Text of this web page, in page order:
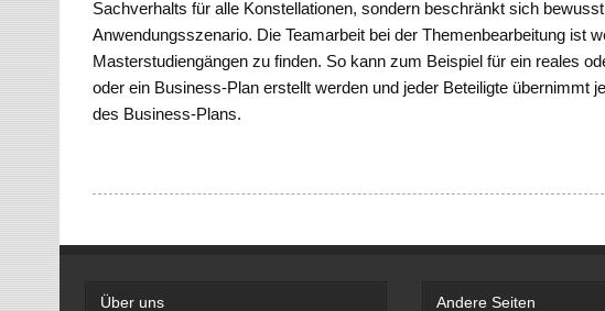
Sachverhalts für alle Konstellationen, sondern beschränkt sich
Anwendungsszenario. Die Teamarbeit bei der Themenbearbeitung ist
Masterstudiengängen zu finden. So kann zum Beispiel für ein reales
oder ein Business-Plan erstellt werden und jeder Beteiligte übernimmt
des Business-Plans.
Über uns Andere Seiten